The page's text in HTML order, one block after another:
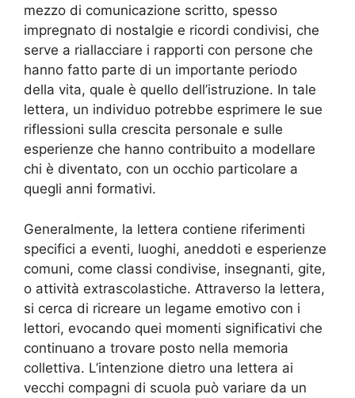
mezzo di comunicazione scritto, spesso
impregnato di nostalgie e ricordi condivisi, che
serve a riallacciare i rapporti con persone che
hanno fatto parte di un importante periodo
della vita, quale è quello dell’istruzione. In tale
lettera, un individuo potrebbe esprimere le sue
riflessioni sulla crescita personale e sulle
esperienze che hanno contribuito a modellare
chi è diventato, con un occhio particolare a
quegli anni formativi.
Generalmente, la lettera contiene riferimenti
specifici a eventi, luoghi, aneddoti e esperienze
comuni, come classi condivise, insegnanti, gite,
o attività extrascolastiche. Attraverso la lettera,
si cerca di ricreare un legame emotivo con i
lettori, evocando quei momenti significativi che
continuano a trovare posto nella memoria
collettiva. L’intenzione dietro una lettera ai
vecchi compagni di scuola può variare da un